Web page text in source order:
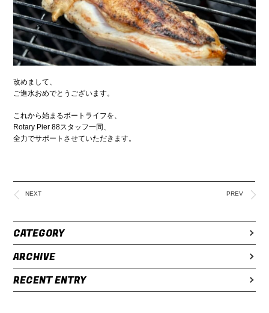
改めまして、
ご進水おめでとうございます。
これから始まるボートライフを、
Rotary Pier 88スタッフ一同、
全力でサポートさせていただきます。
NEXT PREV
CATEGORY
ARCHIVE
RECENT ENTRY